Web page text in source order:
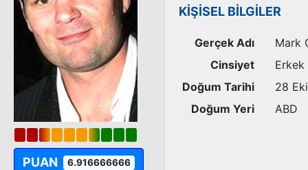
PUAN 6.916666666
KİŞİSEL BİLGİLER
Gerçek Adı
Mark
Cinsiyet
Erkek
Doğum Tarihi
28
Doğum Yeri
ABD